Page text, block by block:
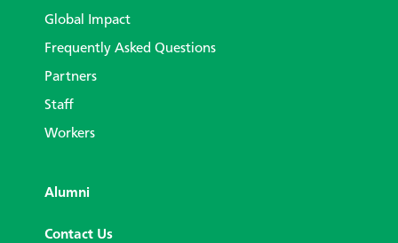
Global Impact
Frequently Asked Questions
Partners
Staff
Workers
Alumni
Contact Us